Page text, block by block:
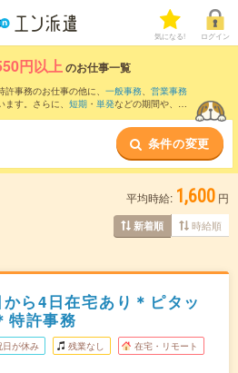
気になる! ログイン
円以上のお仕事一覧
事務のお仕事の他に、 一般事務、 営業事務
す。さらに、 短期 ・ 単発などの期間や、 職
条件の変更
平均時給: 1,600 円
新着順 時給順
ら4日在宅あり＊ピタッ
特許事務
日が休み 残業なし 在宅・リモート